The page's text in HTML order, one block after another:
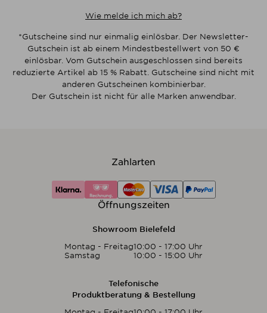
Wie melde ich mich ab?
*Gutscheine sind nur einmalig einlösbar. Der Newsletter-
Gutschein ist ab einem Mindestbestellwert von 50 €
einlösbar. Vom Gutschein ausgeschlossen sind bereits
reduzierte Artikel ab 15 % Rabatt. Gutscheine sind nicht mit
anderen Gutscheinen kombinierbar.
Der Gutschein ist nicht für alle Marken anwendbar.
Zahlarten
Öffnungszeiten
Showroom Bielefeld
Montag - Freitag10:00 - 17:00 Uhr
Samstag
10:00 - 15:00 Uhr
Telefonische
Produktberatung & Bestellung